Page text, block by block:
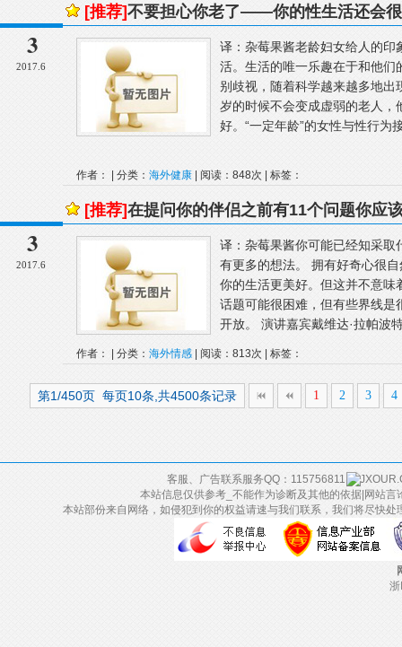
3
2017.6
[推荐]不要担心你老了——你的性生活还会
译：杂莓果酱老龄妇女给人的
活。生活的唯一乐趣在于和他
别歧视，随着科学越来越多地
岁的时候不会变成虚弱的老人
好。“一定年龄”的女性与性行为
作者： | 分类： 海外健康 | 阅读：848次 | 标签：
3
2017.6
[推荐]在提问你的伴侣之前有11个问题你应
译：杂莓果酱你可能已经知采
有更多的想法。 拥有好奇心很
你的生活更美好。但这并不意
话题可能很困难，但有些界线
开放。 演讲嘉宾戴维达·拉帕波
作者： | 分类： 海外情感 | 阅读：813次 | 标签：
第1/450页 每页10条,共4500条记录 1 2 3 4
客服、广告联系服务QQ：115756811
本站信息仅供参考_不能作为诊断及其他的依据|网站
本站部份来自网络，如侵犯到你的权益请速与我们联系，我们将尽快